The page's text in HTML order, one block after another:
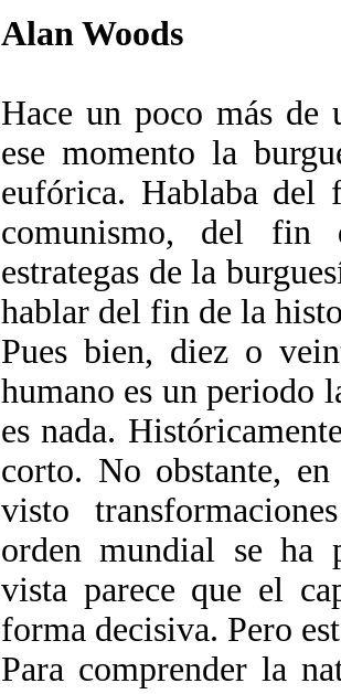
Alan Woods
Hace un poco más de
ese momento la
eufórica. Hablaba
comunismo, del fin
estrategas de la
hablar del fin de la
Pues bien, diez o
humano es un periodo
es nada.
corto. No obstante,
visto
orden mundial se ha
vista parece que el
forma decisiva. Pero
Para comprender la